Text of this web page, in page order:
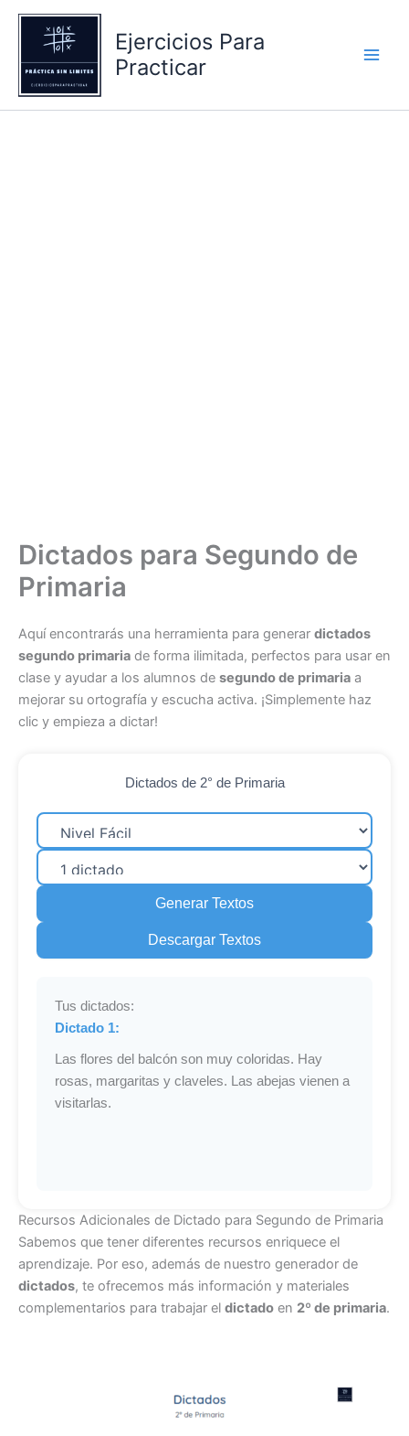
contenido
Ejercicios Para
Practicar
Dictados para Segundo de
Primaria
Aquí encontrarás una herramienta para generar dictados
segundo primaria de forma ilimitada, perfectos para usar en
clase y ayudar a los alumnos de segundo de primaria a
mejorar su ortografía y escucha activa. ¡Simplemente haz
clic y empieza a dictar!
Dictados de 2° de Primaria
Generar Textos
Descargar Textos
Tus dictados:
Dictado 1:
Las flores del balcón son muy coloridas. Hay
rosas, margaritas y claveles. Las abejas vienen a
visitarlas.
Recursos Adicionales de Dictado para Segundo de Primaria
Sabemos que tener diferentes recursos enriquece el
aprendizaje. Por eso, además de nuestro generador de
dictados, te ofrecemos más información y materiales
complementarios para trabajar el dictado en 2º de primaria.